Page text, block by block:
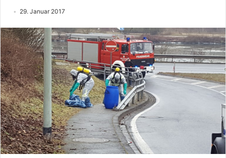
29. Januar 2017